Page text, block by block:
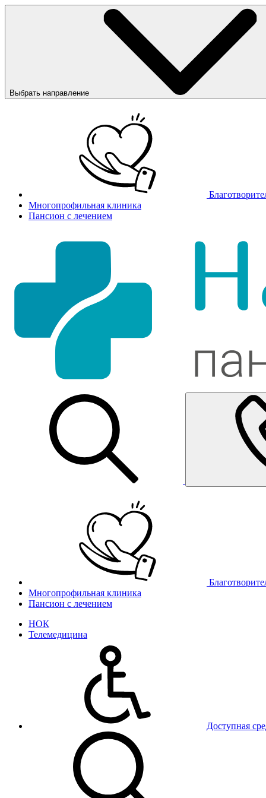
Выбрать направление
Многопрофильная клиника
Пансион с лечением
Многопрофильная клиника
Пансион с лечением
НОК
Телемедицина
Доступная